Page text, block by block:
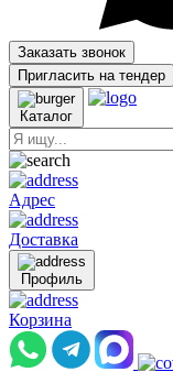
Заказать звонок
Пригласить на тендер
Каталог
Адрес
Доставка
Профиль
Корзина